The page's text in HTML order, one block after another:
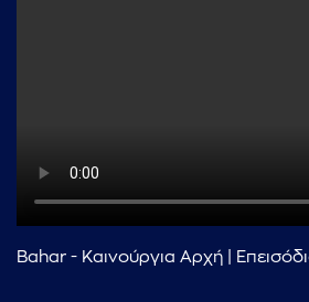
Bahar - Καινούργια Αρχή |